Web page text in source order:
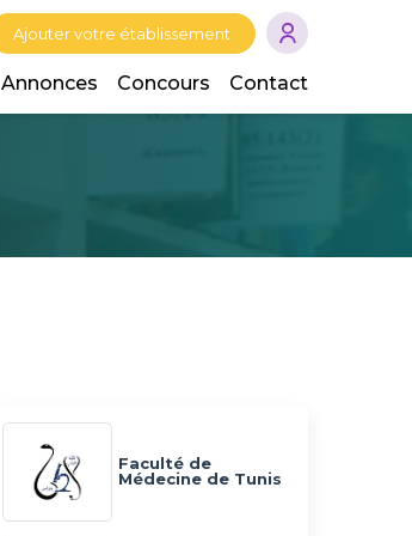
Ajouter votre établissement
Annonces Concours Contact
Faculté de
Médecine de Tunis